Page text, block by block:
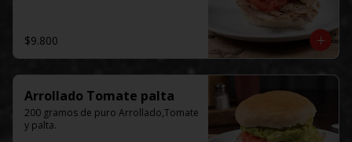
$9.800
Arrollado Tomate palta
200 gramos de puro Arrollado,Tomate
y palta.